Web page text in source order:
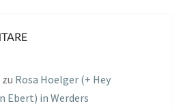
zu Rosa Hoelger (+ Hey
Ebert) in Werders